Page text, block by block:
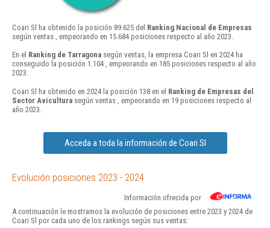
Coari Sl ha obtenido la posición 89.625 del Ranking Nacional de Empresas
según ventas , empeorando en 15.684 posiciones respecto al año 2023.
En el Ranking de Tarragona según ventas, la empresa Coari Sl en 2024 ha
conseguido la posición 1.104 , empeorando en 185 posiciones respecto al año
2023.
Coari Sl ha obtenido en 2024 la posición 138 en el Ranking de Empresas del
Sector Avicultura según ventas , empeorando en 19 posiciones respecto al
año 2023.
Acceda a toda la información de Coari Sl
Evolución posiciones 2023 - 2024
Información ofrecida por
A continuación le mostramos la evolución de posiciones entre 2023 y 2024 de
Coari Sl por cada uno de los rankings según sus ventas: